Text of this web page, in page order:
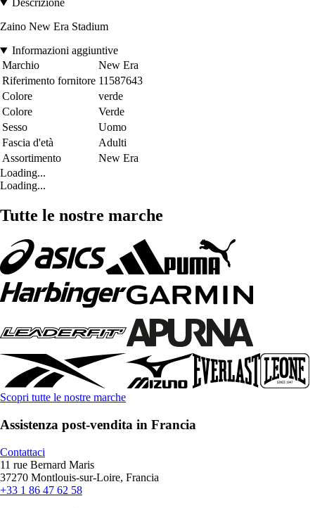
Descrizione
Zaino New Era Stadium
Informazioni aggiuntive
Marchio
New Era
Riferimento fornitore 11587643
Colore
verde
Colore
Verde
Sesso
Uomo
Fascia d'età
Adulti
Assortimento
New Era
Loading...
Loading...
Tutte le nostre marche
Scopri tutte le nostre marche
Assistenza post-vendita in Francia
Contattaci
11 rue Bernard Maris
37270 Montlouis-sur-Loire, Francia
+33 1 86 47 62 58